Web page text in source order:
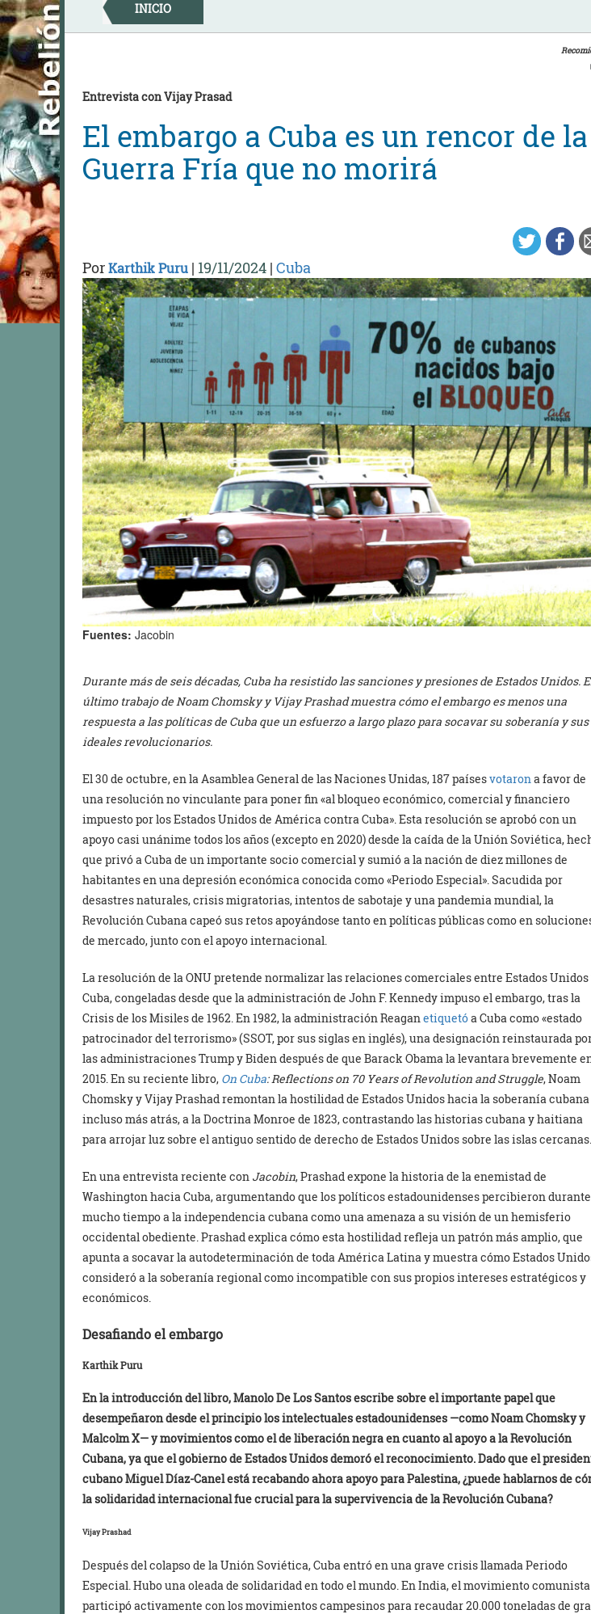
Skip
to
content
INICIO
Entrevista con Vijay Prasad
El embargo a Cuba es un rencor de la
Guerra Fría que no morirá
PorKarthik Puru | 19/11/2024 | Cuba
Fuentes: Jacobin
Durante más de seis décadas, Cuba ha resistido las sanciones y presiones de Estados Unidos.
último trabajo de Noam Chomsky y Vijay Prashad muestra cómo el embargo es menos una
respuesta a las políticas de Cuba que un esfuerzo a largo plazo para socavar su soberanía y sus
ideales revolucionarios.
El 30 de octubre, en la Asamblea General de las Naciones Unidas, 187 paísesvotarona favor de
una resolución no vinculante para poner fin «al bloqueo económico, comercial y financiero
impuesto por los Estados Unidos de América contra Cuba». Esta resolución se aprobó con un
apoyo casi unánime todos los años (excepto en 2020) desde la caída de la Unión Soviética,
que privó a Cuba de un importante socio comercial y sumió a la nación de diez millones de
habitantes en una depresión económica conocida como «Periodo Especial». Sacudida por
desastres naturales, crisis migratorias, intentos de sabotaje y una pandemia mundial, la
Revolución Cubana capeó sus retos apoyándose tanto en políticas públicas como en
de mercado, junto con el apoyo internacional.
La resolución de la ONU pretende normalizar las relaciones comerciales entre Estados Unidos
Cuba, congeladas desde que la administración de John F. Kennedy impuso el embargo, tras la
Crisis de los Misiles de 1962. En 1982, la administración Reaganetiquetóa Cuba como «estado
patrocinador del terrorismo» (SSOT, por sus siglas en inglés), una designación reinstaurada
las administraciones Trump y Biden después de que Barack Obama la levantara brevemente
2015. En su reciente libro, On Cuba:Reflections on 70 Years of Revolution and Struggle, Noam
Chomsky y Vijay Prashad remontan la hostilidad de Estados Unidos hacia la soberanía cubana
incluso más atrás, a la Doctrina Monroe de 1823, contrastando las historias cubana y haitiana
para arrojar luz sobre el antiguo sentido de derecho de Estados Unidos sobre las islas cercanas.
En una entrevista reciente con Jacobin, Prashad expone la historia de la enemistad de
Washington hacia Cuba, argumentando que los políticos estadounidenses percibieron durante
mucho tiempo a la independencia cubana como una amenaza a su visión de un hemisferio
occidental obediente. Prashad explica cómo esta hostilidad refleja un patrón más amplio, que
apunta a socavar la autodeterminación de toda América Latina y muestra cómo Estados
consideró a la soberanía regional como incompatible con sus propios intereses estratégicos y
económicos.
Desafiando el embargo
Karthik Puru
En la introducción del libro, Manolo De Los Santos escribe sobre el importante papel que
desempeñaron desde el principio los intelectuales estadounidenses —como Noam Chomsky y
Malcolm X— y movimientos como el de liberación negra en cuanto al apoyo a la Revolución
Cubana, ya que el gobierno de Estados Unidos demoró el reconocimiento. Dado que el
cubano Miguel Díaz-Canel está recabando ahora apoyo para Palestina, ¿puede hablarnos de
la solidaridad internacional fue crucial para la supervivencia de la Revolución Cubana?
Vijay Prashad
Después del colapso de la Unión Soviética, Cuba entró en una grave crisis llamada Periodo
Especial. Hubo una oleada de solidaridad en todo el mundo. En India, el movimiento comunista
participó activamente con los movimientos campesinos para recaudar 20.000 toneladas de